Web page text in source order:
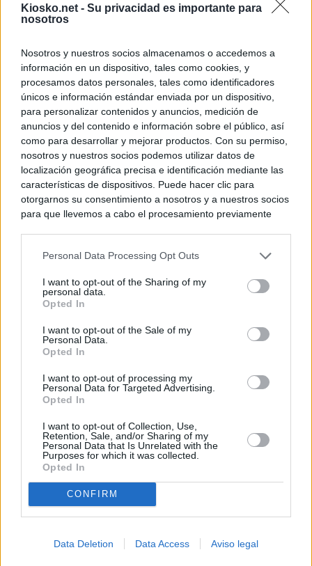
Kiosko.net - Su privacidad es importante para
nosotros
Nosotros y nuestros socios almacenamos o accedemos a
información en un dispositivo, tales como cookies, y
procesamos datos personales, tales como identificadores
únicos e información estándar enviada por un dispositivo,
para personalizar contenidos y anuncios, medición de
anuncios y del contenido e información sobre el público, así
como para desarrollar y mejorar productos. Con su permiso,
nosotros y nuestros socios podemos utilizar datos de
localización geográfica precisa e identificación mediante las
características de dispositivos. Puede hacer clic para
otorgarnos su consentimiento a nosotros y a nuestros socios
para que llevemos a cabo el procesamiento previamente
negar su consentimiento. Tenga en cuenta que algún
de su consentimiento, pero usted tiene el derecho de
rechazar tal procesamiento. Sus preferencias se aplicarán
cualquier momento entrando de nuevo en este sitio web o
visitando nuestra política de privacidad.
Personal Data Processing Opt Outs
I want to opt-out of the Sharing of my
personal data.
Opted In
I want to opt-out of the Sale of my
Personal Data.
Opted In
I want to opt-out of processing my
Personal Data for Targeted Advertising.
Opted In
I want to opt-out of Collection, Use,
Retention, Sale, and/or Sharing of my
Personal Data that Is Unrelated with the
Purposes for which it was collected.
Opted In
CONFIRM
Data Deletion Data Access Aviso legal